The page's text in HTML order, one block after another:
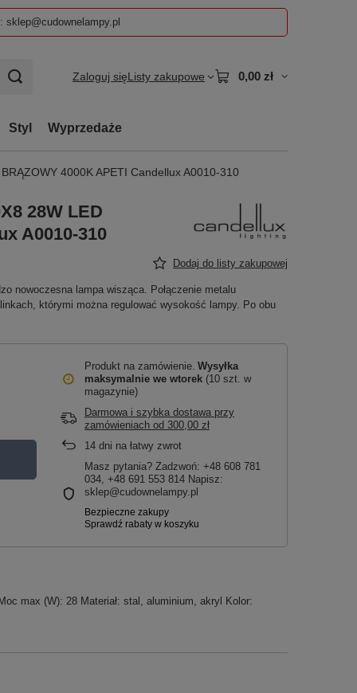
Zaloguj sięListy zakupowe 0,00 zł
Styl Wyprzedaże
4000K APETI Candellux A0010-310
28W LED
A0010-310
Dodaj do listy zakupowej
nowoczesna lampa wisząca. Połączenie metalu
którymi można regulować wysokość lampy. Po obu
Produkt na zamówienie Wysyłka
maksymalnie we wtorek (10 szt. w
magazynie)
Darmowa i szybka dostawa przy
zamówieniach od 300,00 zł
14 dni na łatwy zwrot
Masz pytania? Zadzwoń: +48 608 781
034, +48 691 553 814 Napisz:
sklep@cudownelampy.pl
max (W): 28 Materiał: stal, aluminium, akryl Kolor: